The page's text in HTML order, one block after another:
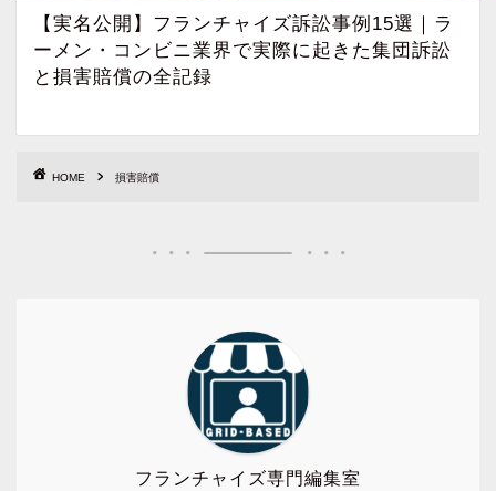
【実名公開】フランチャイズ訴訟事例15選｜ラ
ーメン・コンビニ業界で実際に起きた集団訴訟
と損害賠償の全記録
HOME 損害賠償
フランチャイズ専門編集室